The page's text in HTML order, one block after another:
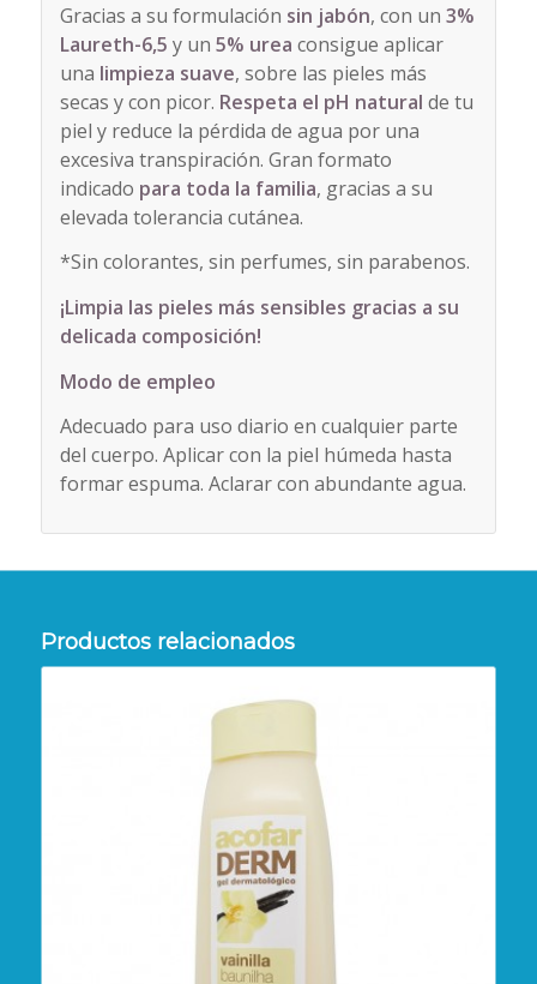
Gracias a su formulación sin jabón, con un 3%
Laureth-6,5 y un 5% urea consigue aplicar
una limpieza suave, sobre las pieles más
secas y con picor. Respeta el pH natural de tu
piel y reduce la pérdida de agua por una
excesiva transpiración. Gran formato
indicado para toda la familia, gracias a su
elevada tolerancia cutánea.
*Sin colorantes, sin perfumes, sin parabenos.
¡Limpia las pieles más sensibles gracias a su
delicada composición!
Modo de empleo
Adecuado para uso diario en cualquier parte
del cuerpo. Aplicar con la piel húmeda hasta
formar espuma. Aclarar con abundante agua.
Productos relacionados